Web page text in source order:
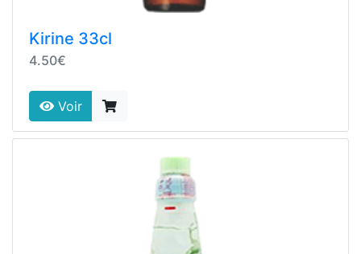
Kirine 33cl
4.50€
Voir